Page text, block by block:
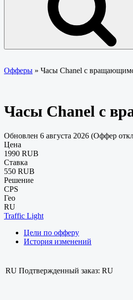
Офферы » Часы Chanel с
Часы Chanel с
Обновлен 6 августа 2026 (Оффер
Цена
1990 RUB
Ставка
550 RUB
Решение
CPS
Гео
RU
Traffic Light
Цели по офферу
История изменений
RU Подтвержденный заказ: RU